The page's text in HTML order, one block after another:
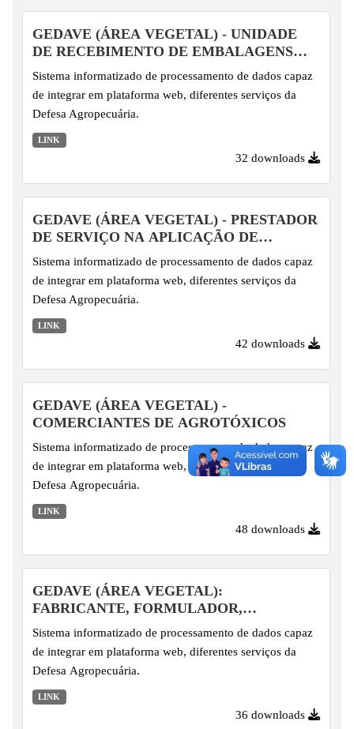
GEDAVE (ÁREA VEGETAL) - UNIDADE
DE RECEBIMENTO DE EMBALAGENS
VAZIAS DE AGROTÓXICOS
Sistema informatizado de processamento de dados capaz
de integrar em plataforma web, diferentes serviços da
Defesa Agropecuária.
LINK
32 downloads
GEDAVE (ÁREA VEGETAL) - PRESTADOR
DE SERVIÇO NA APLICAÇÃO DE
AGROTÓXICOS
Sistema informatizado de processamento de dados capaz
de integrar em plataforma web, diferentes serviços da
Defesa Agropecuária.
LINK
42 downloads
GEDAVE (ÁREA VEGETAL) -
COMERCIANTES DE AGROTÓXICOS
Sistema informatizado de processamento de dados capaz
de integrar em plataforma web, diferentes serviços da
Defesa Agropecuária.
LINK
48 downloads
GEDAVE (ÁREA VEGETAL):
FABRICANTE, FORMULADOR,
MANIPULADOR, IMPORTADOR,...
Sistema informatizado de processamento de dados capaz
de integrar em plataforma web, diferentes serviços da
Defesa Agropecuária.
LINK
36 downloads